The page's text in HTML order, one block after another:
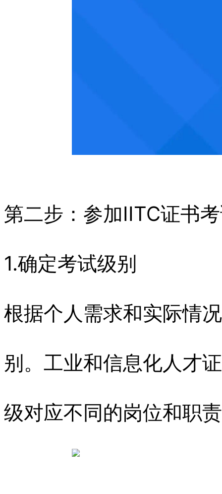
第二步：参加IITC证书
1.确定考试级别
根据个人需求和实际情
别。工业和信息化人才
级对应不同的岗位和职